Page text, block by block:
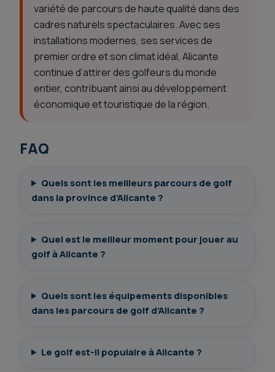
variété de parcours de haute qualité dans des
cadres naturels spectaculaires. Avec ses
installations modernes, ses services de
premier ordre et son climat idéal, Alicante
continue d’attirer des golfeurs du monde
entier, contribuant ainsi au développement
économique et touristique de la région.
FAQ
Quels sont les meilleurs parcours de golf
dans la province d’Alicante ?
Quel est le meilleur moment pour jouer au
golf à Alicante ?
Quels sont les équipements disponibles
dans les parcours de golf d’Alicante ?
Le golf est-il populaire à Alicante ?